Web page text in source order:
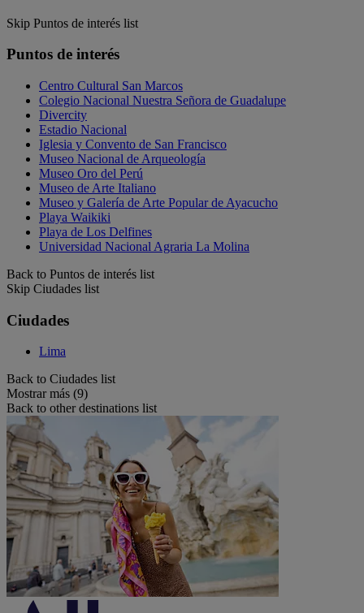
Skip Puntos de interés list
Puntos de interés
Centro Cultural San Marcos
Colegio Nacional Nuestra Señora de Guadalupe
Divercity
Estadio Nacional
Iglesia y Convento de San Francisco
Museo Nacional de Arqueología
Museo Oro del Perú
Museo de Arte Italiano
Museo y Galería de Arte Popular de Ayacucho
Playa Waikiki
Playa de Los Delfines
Universidad Nacional Agraria La Molina
Back to Puntos de interés list
Skip Ciudades list
Ciudades
Lima
Back to Ciudades list
Mostrar más (9)
Back to other destinations list